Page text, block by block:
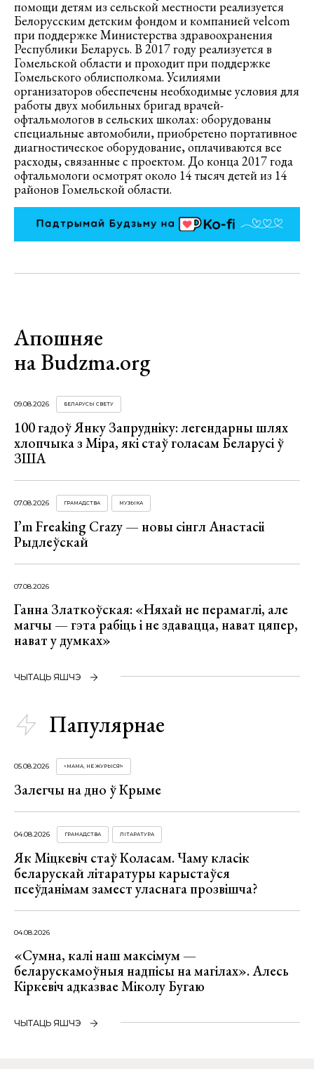
помощи детям из сельской местности реализуется
Белорусским детским фондом и компанией velcom
при поддержке Министерства здравоохранения
Республики Беларусь. В 2017 году реализуется в
Гомельской области и проходит при поддержке
Гомельского облисполкома. Усилиями
организаторов обеспечены необходимые условия для
работы двух мобильных бригад врачей-
офтальмологов в сельских школах: оборудованы
специальные автомобили, приобретено портативное
диагностическое оборудование, оплачиваются все
расходы, связанные с проектом. До конца 2017 года
офтальмологи осмотрят около 14 тысяч детей из 14
районов Гомельской области.
Апошняе
на Budzma.org
09.08.2026 БЕЛАРУСЫ СВЕТУ
100 гадоў Янку Запрудніку: легендарны шлях
хлопчыка з Міра, які стаў голасам Беларусі ў
ЗША
07.08.2026 ГРАМАДСТВА МУЗЫКА
I’m Freaking Crazy — новы сінгл Анастасіі
Рыдлеўскай
07.08.2026
Ганна Златкоўская: «Няхай не перамаглі, але
магчы — гэта рабіць і не здавацца, нават цяпер,
нават у думках»
ЧЫТАЦЬ ЯШЧЭ
Папулярнае
05.08.2026 «МАМА, НЕ ЖУРЫСЯ!»
Залегчы на дно ў Крыме
04.08.2026 ГРАМАДСТВА ЛІТАРАТУРА
Як Міцкевіч стаў Коласам. Чаму класік
беларускай літаратуры карыстаўся
псеўданімам замест уласнага прозвішча?
04.08.2026
«Сумна, калі наш максімум —
беларускамоўныя надпісы на магілах». Алесь
Кіркевіч адказвае Міколу Бугаю
ЧЫТАЦЬ ЯШЧЭ